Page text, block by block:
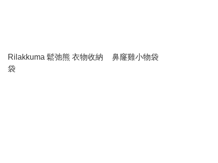
Rilakkuma 鬆弛熊 衣物收納
袋
鼻窿雞小物袋